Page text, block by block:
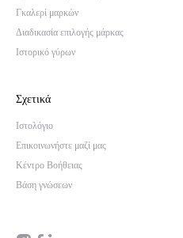
Γκαλερί μαρκών
Διαδικασία επιλογής μάρκας
Ιστορικό γύρων
Σχετικά
Ιστολόγιο
Επικοινωνήστε μαζί μας
Κέντρο Βοήθειας
Βάση γνώσεων